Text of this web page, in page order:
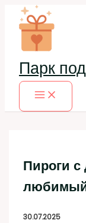
Перейти
содержимому
Парк
Пироги с
любимый
30.07.2025